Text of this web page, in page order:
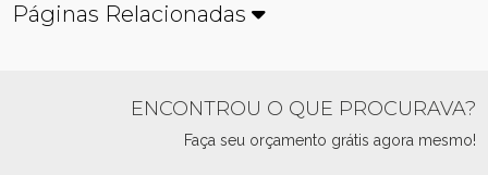
Páginas Relacionadas
ENCONTROU O QUE PROCURAVA?
Faça seu orçamento grátis agora mesmo!